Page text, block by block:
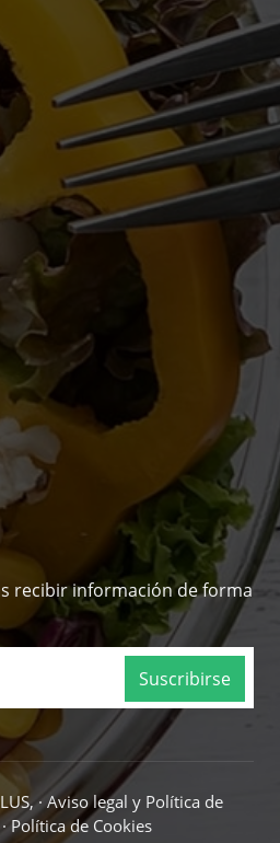
recibir información de forma
Suscribirse
· Aviso legal y Política de
Política de Cookies